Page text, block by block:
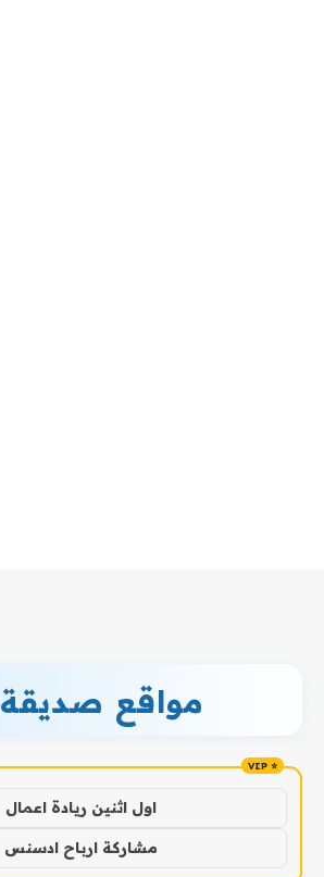
مواقع صديقة
اول اثنين ريادة اعمال
مشاركة ارباح ادسنس